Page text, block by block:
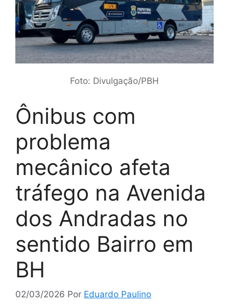
Foto: Divulgação/PBH
Ônibus com
problema
mecânico afeta
tráfego na Avenida
dos Andradas no
sentido Bairro em
BH
02/03/2026 Por Eduardo Paulino